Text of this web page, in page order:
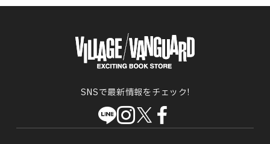
SNSで最新情報をチェック!